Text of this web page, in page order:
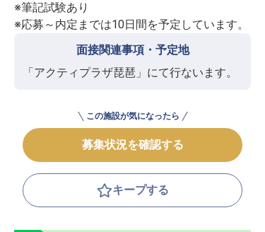
※筆記試験あり
※応募～内定までは10日間を予定しています。
面接関連事項・予定地
「アクティプラザ琵琶」にて行ないます。
この施設が気になったら
募集状況を確認する
キープする